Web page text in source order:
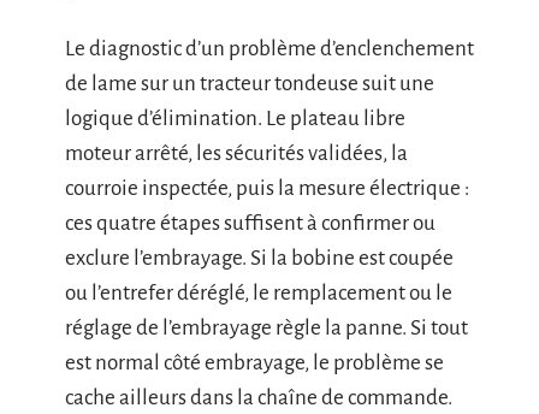
Le diagnostic d’un problème d’enclenchement
de lame sur un tracteur tondeuse suit une
logique d’élimination. Le plateau libre
moteur arrêté, les sécurités validées, la
courroie inspectée, puis la mesure électrique :
ces quatre étapes suffisent à confirmer ou
exclure l’embrayage. Si la bobine est coupée
ou l’entrefer déréglé, le remplacement ou le
réglage de l’embrayage règle la panne. Si tout
est normal côté embrayage, le problème se
cache ailleurs dans la chaîne de commande.